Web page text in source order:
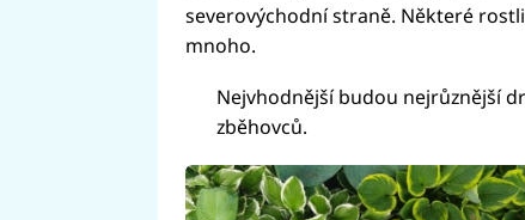
severovýchodní straně. Některé
mnoho.
Nejvhodnější budou nejrůznější
zběhovců.